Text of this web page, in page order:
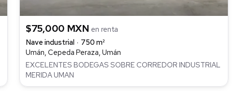
$75,000 MXN en renta
Nave industrial
750 m²
Umán, Cepeda Peraza, Umán
EXCELENTES BODEGAS SOBRE CORREDOR INDUSTRIAL
MERIDA UMAN